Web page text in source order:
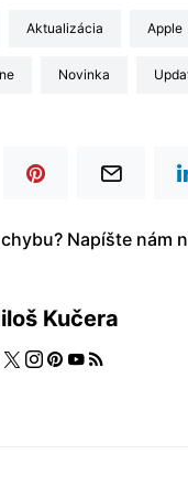
aktualizácia Apple
Novinka
Napíšte nám
Kučera